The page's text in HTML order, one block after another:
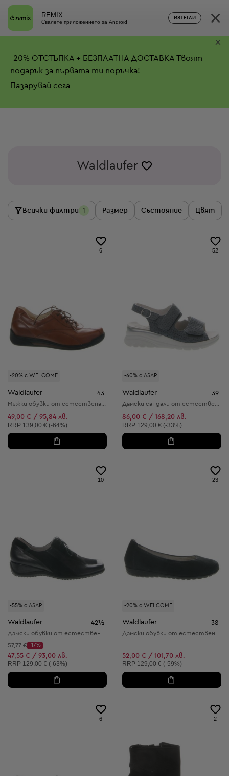
REMIX
Свалете приложението за Android
ИЗТЕГЛИ ×
-20% ОТСТЪПКА + БЕЗПЛАТНА ДОСТАВКА Твоят
подарък за първата ти поръчка!
Пазарувай сега
×
Waldlaufer
Всички филтри 1 Размер Състояние Цвят
-20% с WELCOME
6
Waldlaufer 43
49,00 € / 95,84 лв.
Препоръчителна цена:
RRP 139,00 € (-64%)
-60% с ASAP
52
Waldlaufer 39
86,00 € / 168,20 лв.
Препоръчителна цена:
RRP 129,00 € (-33%)
-55% с ASAP
10
Waldlaufer 42½
Дамски обувки от естествена кожа
Начална цена:
57,77 €
Discount Price:
-17%
Намалена цена:
47,55 € / 93,00 лв.
Препоръчителна цена:
RRP 129,00 € (-63%)
-20% с WELCOME
23
Waldlaufer 38
Дамски обувки от естествена кожа
52,00 € / 101,70 лв.
Препоръчителна цена:
RRP 129,00 € (-59%)
6 2